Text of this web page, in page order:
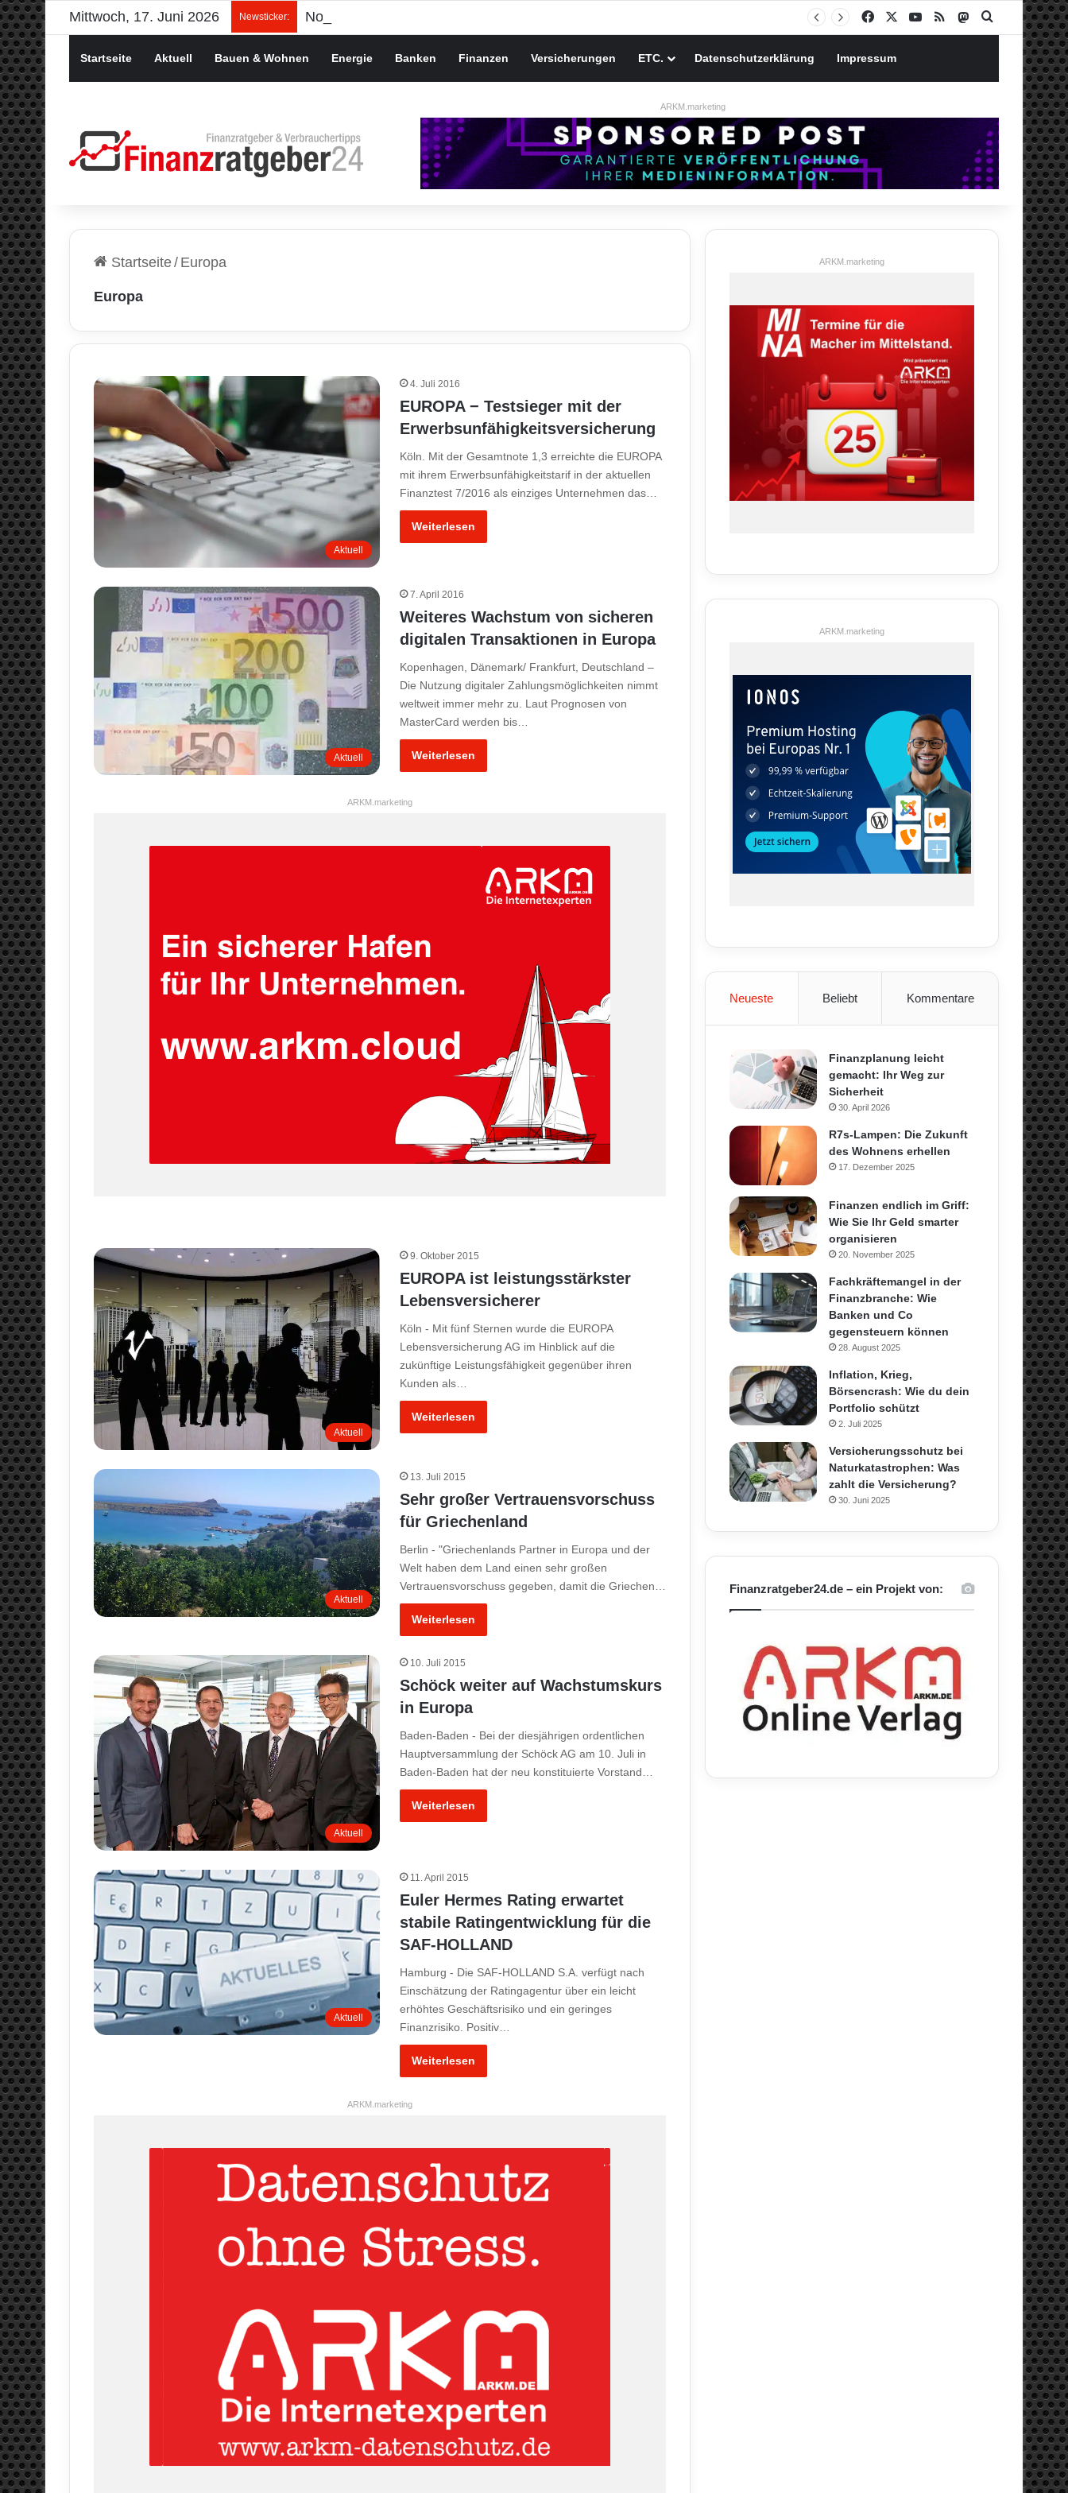
Mittwoch, 17. Juni 2026 Newsticker: Facebook YouTube
RSS MastodonSuchen nach
Startseite Aktuell Bauen & Wohnen Energie Banken Finanzen Versicherungen ETC. Datenschutzerklärung Impressum
ARKM.marketing
Startseite/ Europa
Europa
Aktuell
4. Juli 2016
EUROPA − Testsieger mit der
Erwerbsunfähigkeitsversicherung
Köln. Mit der Gesamtnote 1,3 erreichte die EUROPA
mit ihrem Erwerbsunfähigkeitstarif in der aktuellen
Finanztest 7/2016 als einziges Unternehmen das…
Weiterlesen
Aktuell
7. April 2016
Weiteres Wachstum von sicheren
digitalen Transaktionen in Europa
Kopenhagen, Dänemark/ Frankfurt, Deutschland –
Die Nutzung digitaler Zahlungsmöglichkeiten nimmt
weltweit immer mehr zu. Laut Prognosen von
MasterCard werden bis…
Weiterlesen
ARKM.marketing
Aktuell
9. Oktober 2015
EUROPA ist leistungsstärkster
Lebensversicherer
Köln - Mit fünf Sternen wurde die EUROPA
Lebensversicherung AG im Hinblick auf die
zukünftige Leistungsfähigkeit gegenüber ihren
Kunden als…
Weiterlesen
Aktuell
13. Juli 2015
Sehr großer Vertrauensvorschuss
für Griechenland
Berlin - "Griechenlands Partner in Europa und der
Welt haben dem Land einen sehr großen
Vertrauensvorschuss gegeben, damit die Griechen…
Weiterlesen
Aktuell
10. Juli 2015
Schöck weiter auf Wachstumskurs
in Europa
Baden-Baden - Bei der diesjährigen ordentlichen
Hauptversammlung der Schöck AG am 10. Juli in
Baden-Baden hat der neu konstituierte Vorstand…
Weiterlesen
Aktuell
11. April 2015
Euler Hermes Rating erwartet
stabile Ratingentwicklung für die
SAF-HOLLAND
Hamburg - Die SAF-HOLLAND S.A. verfügt nach
Einschätzung der Ratingagentur über ein leicht
erhöhtes Geschäftsrisiko und ein geringes
Finanzrisiko. Positiv…
Weiterlesen
ARKM.marketing
ARKM.marketing
ARKM.marketing
Neueste Beliebt Kommentare
Finanzplanung leicht
gemacht: Ihr Weg zur
Sicherheit
30. April 2026
R7s-Lampen: Die Zukunft
des Wohnens erhellen
17. Dezember 2025
Finanzen endlich im Griff:
Wie Sie Ihr Geld smarter
organisieren
20. November 2025
Fachkräftemangel in der
Finanzbranche: Wie
Banken und Co
gegensteuern können
28. August 2025
Inflation, Krieg,
Börsencrash: Wie du dein
Portfolio schützt
2. Juli 2025
Versicherungsschutz bei
Naturkatastrophen: Was
zahlt die Versicherung?
30. Juni 2025
Finanzratgeber24.de – ein Projekt von: